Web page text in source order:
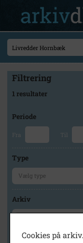
Filtrering
1 resultater
Periode
Fra Til
Type
Arkiv
Cookies på